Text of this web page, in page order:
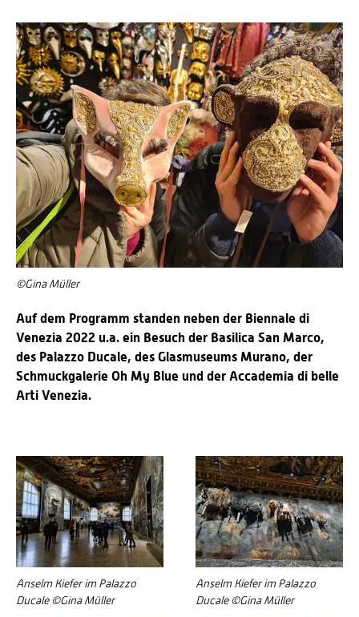
©Gina Müller
Auf dem Programm standen neben der Biennale di
Venezia 2022 u.a. ein Besuch der Basilica San Marco,
des Palazzo Ducale, des Glasmuseums Murano, der
Schmuckgalerie Oh My Blue und der Accademia di belle
Arti Venezia.
Anselm Kiefer im Palazzo
Ducale ©Gina Müller
Anselm Kiefer im Palazzo
Ducale ©Gina Müller